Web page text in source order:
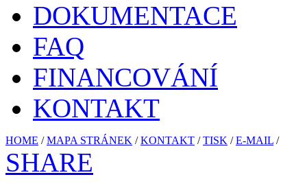
DOKUMENTACE
FAQ
FINANCOVÁNÍ
KONTAKT
HOME /MAPA STRÁNEK /KONTAKT /TISK /E-MAIL /
SHARE